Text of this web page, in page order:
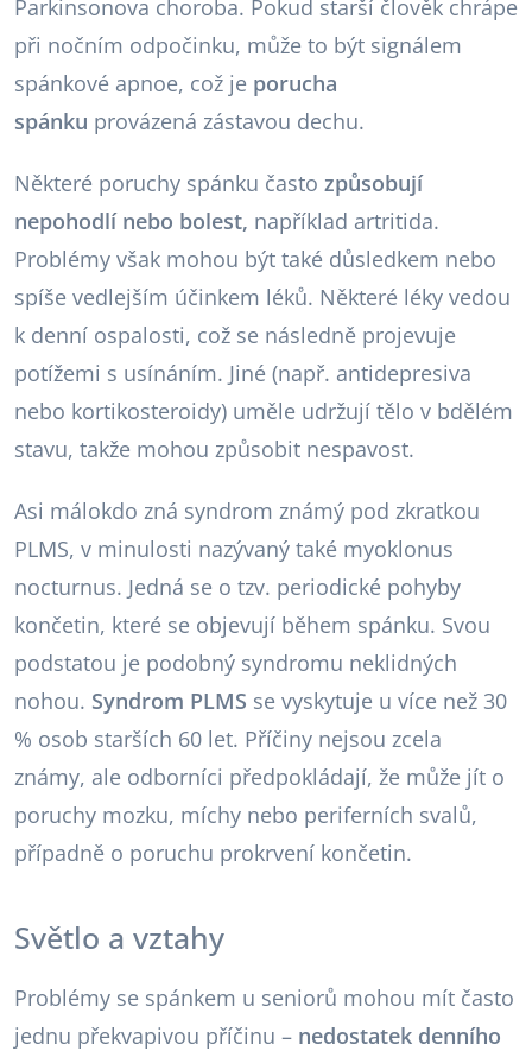
Parkinsonova choroba. Pokud starší člověk chrápe
při nočním odpočinku, může to být signálem
spánkové apnoe, což je porucha
spánku provázená zástavou dechu.
Některé poruchy spánku často způsobují
nepohodlí nebo bolest, například artritida.
Problémy však mohou být také důsledkem nebo
spíše vedlejším účinkem léků. Některé léky vedou
k denní ospalosti, což se následně projevuje
potížemi s usínáním. Jiné (např. antidepresiva
nebo kortikosteroidy) uměle udržují tělo v bdělém
stavu, takže mohou způsobit nespavost.
Asi málokdo zná syndrom známý pod zkratkou
PLMS, v minulosti nazývaný také myoklonus
nocturnus. Jedná se o tzv. periodické pohyby
končetin, které se objevují během spánku. Svou
podstatou je podobný syndromu neklidných
nohou. Syndrom PLMS se vyskytuje u více než 30
% osob starších 60 let. Příčiny nejsou zcela
známy, ale odborníci předpokládají, že může jít o
poruchy mozku, míchy nebo periferních svalů,
případně o poruchu prokrvení končetin.
Světlo a vztahy
Problémy se spánkem u seniorů mohou mít často
jednu překvapivou příčinu – nedostatek denního